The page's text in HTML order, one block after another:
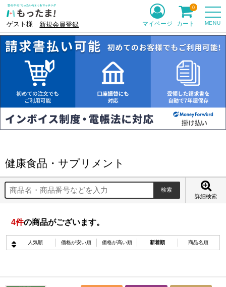
ゲスト様 新規会員登録 MENU
マイページ カート
0
健康食品・サプリメント
詳細検索
4件の商品がございます。
人気順 価格が安い順 価格が高い順 新着順 商品名順